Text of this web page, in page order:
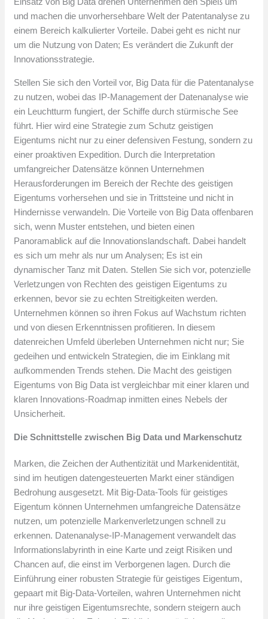
und machen die unvorhersehbare Welt der Patentanalyse zu
einem Bereich kalkulierter Vorteile. Dabei geht es nicht nur
um die Nutzung von Daten; Es verändert die Zukunft der
Innovationsstrategie.
Stellen Sie sich den Vorteil vor, Big Data für die Patentanalyse
zu nutzen, wobei das IP-Management der Datenanalyse wie
ein Leuchtturm fungiert, der Schiffe durch stürmische See
führt. Hier wird eine Strategie zum Schutz geistigen
Eigentums nicht nur zu einer defensiven Festung, sondern zu
einer proaktiven Expedition. Durch die Interpretation
umfangreicher Datensätze können Unternehmen
Herausforderungen im Bereich der Rechte des geistigen
Eigentums vorhersehen und sie in Trittsteine ​​und nicht in
Hindernisse verwandeln. Die Vorteile von Big Data offenbaren
sich, wenn Muster entstehen, und bieten einen
Panoramablick auf die Innovationslandschaft. Dabei handelt
es sich um mehr als nur um Analysen; Es ist ein
dynamischer Tanz mit Daten. Stellen Sie sich vor, potenzielle
Verletzungen von Rechten des geistigen Eigentums zu
erkennen, bevor sie zu echten Streitigkeiten werden.
Unternehmen können so ihren Fokus auf Wachstum richten
und von diesen Erkenntnissen profitieren. In diesem
datenreichen Umfeld überleben Unternehmen nicht nur; Sie
gedeihen und entwickeln Strategien, die im Einklang mit
aufkommenden Trends stehen. Die Macht des geistigen
Eigentums von Big Data ist vergleichbar mit einer klaren und
klaren Innovations-Roadmap inmitten eines Nebels der
Unsicherheit.
Die Schnittstelle zwischen Big Data und Markenschutz
Marken, die Zeichen der Authentizität und Markenidentität,
sind im heutigen datengesteuerten Markt einer ständigen
Bedrohung ausgesetzt. Mit Big-Data-Tools für geistiges
Eigentum können Unternehmen umfangreiche Datensätze
nutzen, um potenzielle Markenverletzungen schnell zu
erkennen. Datenanalyse-IP-Management verwandelt das
Informationslabyrinth in eine Karte und zeigt Risiken und
Chancen auf, die einst im Verborgenen lagen. Durch die
Einführung einer robusten Strategie für geistiges Eigentum,
gepaart mit Big-Data-Vorteilen, wahren Unternehmen nicht
nur ihre geistigen Eigentumsrechte, sondern steigern auch